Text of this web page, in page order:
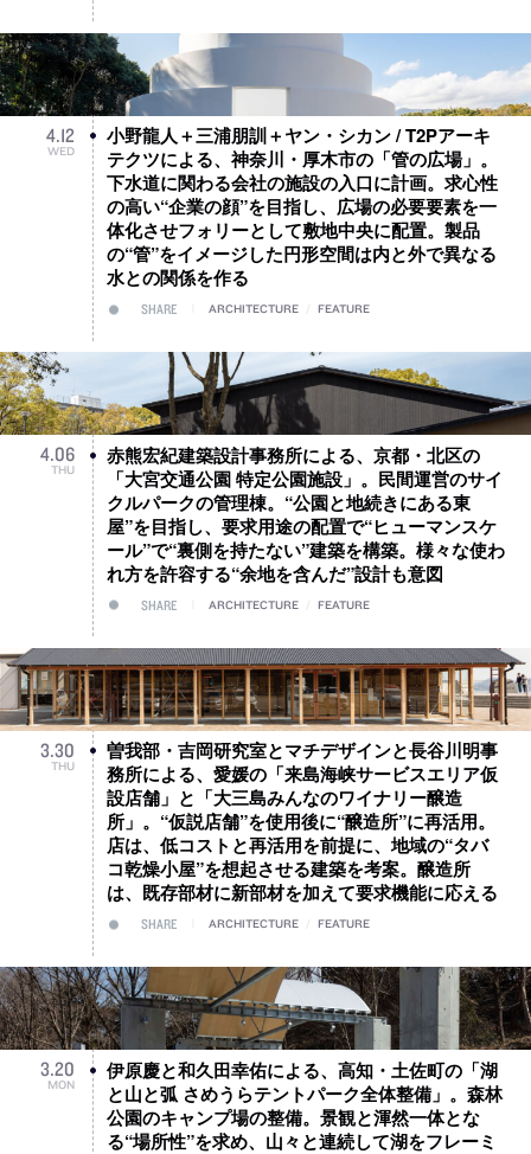
4.12
WED
小野龍人＋三浦朋訓＋ヤン・シカン / T2Pアーキ
テクツによる、神奈川・厚木市の「管の広場」。
下水道に関わる会社の施設の入口に計画。求心性
の高い“企業の顔”を目指し、広場の必要要素を一
体化させフォリーとして敷地中央に配置。製品
の“管”をイメージした円形空間は内と外で異なる
水との関係を作る
SHARE ARCHITECTURE FEATURE
4.06
THU
赤熊宏紀建築設計事務所による、京都・北区の
「大宮交通公園 特定公園施設」。民間運営のサイ
クルパークの管理棟。“公園と地続きにある東
屋”を目指し、要求用途の配置で“ヒューマンスケ
ール”で“裏側を持たない”建築を構築。様々な使わ
れ方を許容する“余地を含んだ”設計も意図
SHARE ARCHITECTURE FEATURE
3.30
THU
曽我部・吉岡研究室とマチデザインと長谷川明事
務所による、愛媛の「来島海峡サービスエリア仮
設店舗」と「大三島みんなのワイナリー醸造
所」。“仮説店舗”を使用後に“醸造所”に再活用。
店は、低コストと再活用を前提に、地域の“タバ
コ乾燥小屋”を想起させる建築を考案。醸造所
は、既存部材に新部材を加えて要求機能に応える
SHARE ARCHITECTURE FEATURE
3.20
MON
伊原慶と和久田幸佑による、高知・土佐町の「湖
と山と弧 さめうらテントパーク全体整備」。森林
公園のキャンプ場の整備。景観と渾然一体とな
る“場所性”を求め、山々と連続して湖をフレーミ